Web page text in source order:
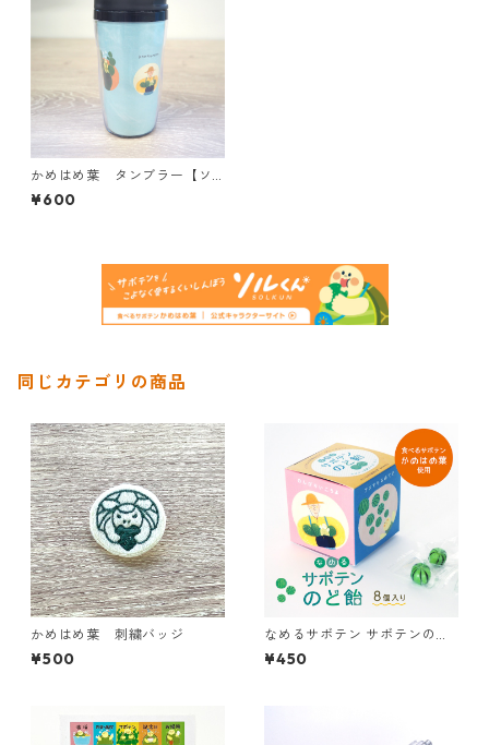
かめはめ葉 タンブラー【ソ
ルくんVer.】
¥600
同じカテゴリの商品
かめはめ葉 刺繍バッジ
¥500
なめるサボテン サボテンのど
飴
¥450